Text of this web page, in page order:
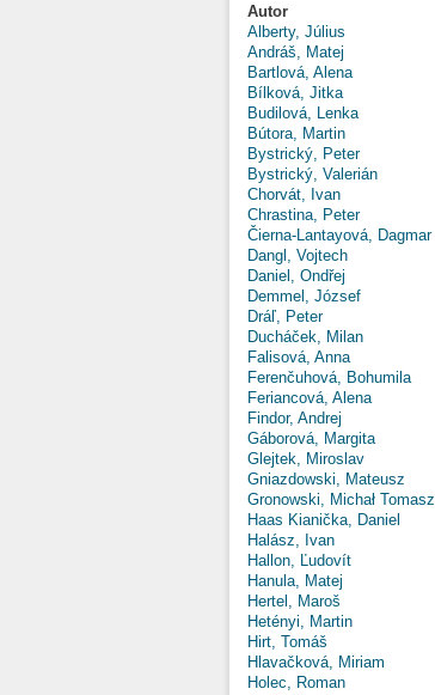
Autor
Alberty, Július
Andráš, Matej
Bartlová, Alena
Bílková, Jitka
Budilová, Lenka
Bútora, Martin
Bystrický, Peter
Bystrický, Valerián
Chorvát, Ivan
Chrastina, Peter
Čierna-Lantayová, Dagmar
Dangl, Vojtech
Daniel, Ondřej
Demmel, József
Dráľ, Peter
Ducháček, Milan
Falisová, Anna
Ferenčuhová, Bohumila
Feriancová, Alena
Findor, Andrej
Gáborová, Margita
Glejtek, Miroslav
Gniazdowski, Mateusz
Gronowski, Michał Tomasz
Haas Kianička, Daniel
Halász, Ivan
Hallon, Ľudovít
Hanula, Matej
Hertel, Maroš
Hetényi, Martin
Hirt, Tomáš
Hlavačková, Miriam
Holec, Roman